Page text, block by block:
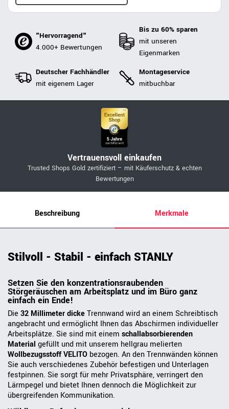
"Hervorragend"
4.000+ Bewertungen
Bis zu 60% sparen
mit unseren
Eigenmarken
Deutscher Fachhändler
mit eigenem Lager
Montageservice
mitbuchbar
Vertrauensvoll einkaufen
Trusted Shops Gold zertifiziert – mit Käuferschutz & echten
Bewertungen
Beschreibung Merkmale
Stilvoll - Stabil - einfach STANLY
Setzen Sie den konzentrationsraubenden
Störgeräuschen am Arbeitsplatz und im Büro ganz
einfach ein Ende!
Die 32 Millimeter dickeTrennwand wird an einem Schreibtisch
angebracht und ermöglicht Ihnen das Abschirmen individueller
Arbeitsplätze. Sie sind mit einem schallabsorbierenden
Material gefüllt und mit unserem hellgrau melierten
Wollbezugsstoff VELITO bezogen. An den Trennwänden können
Sie auch verschiedenes Zubehör befestigen und Unterlagen
festpinnen. Sie sorgt für mehr Privatsphäre, verringert den
Lärmpegel und bietet Ihnen dennoch die Möglichkeit zur
übergreifenden Kommunikation.